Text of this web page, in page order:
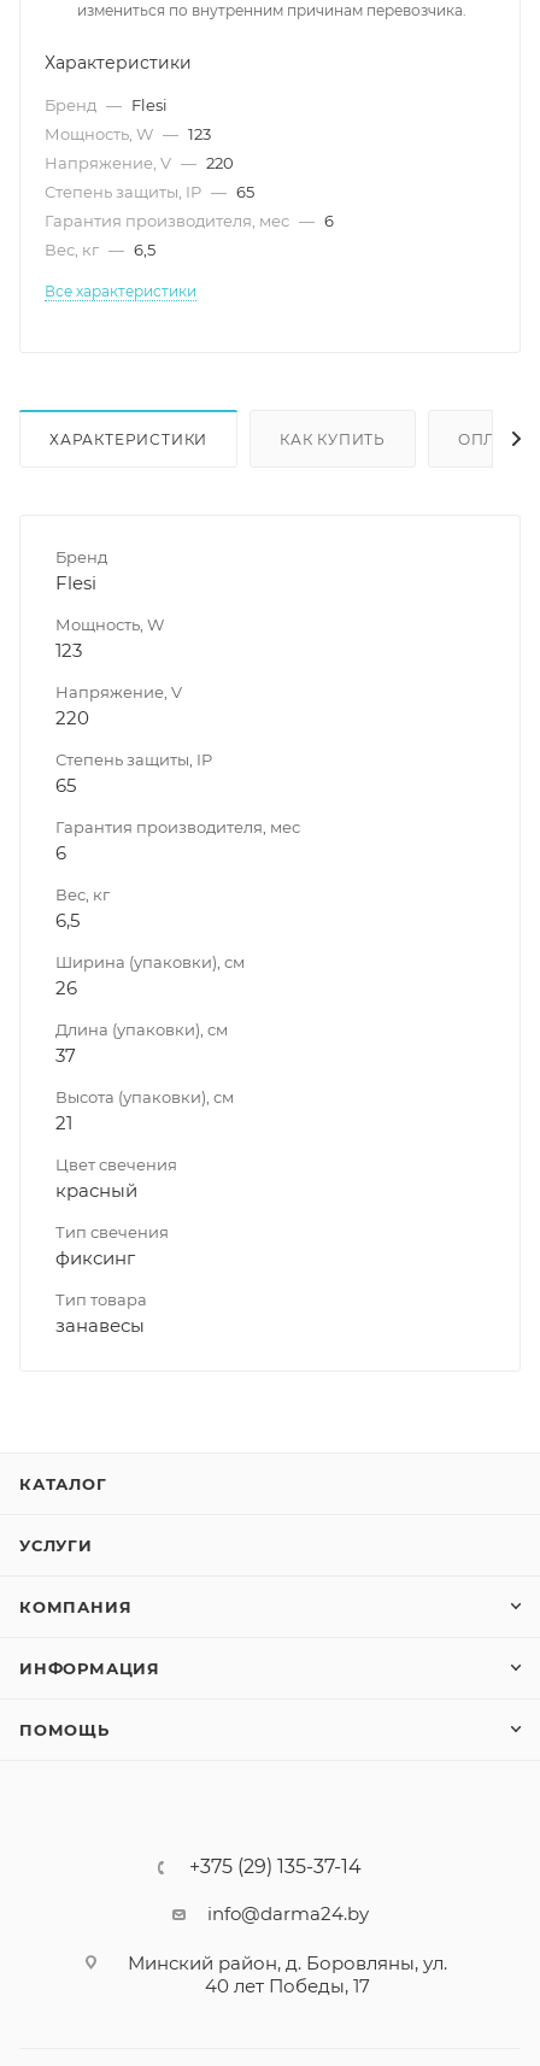
измениться по внутренним причинам перевозчика.
Характеристики
Бренд — Flesi
Мощность, W — 123
Напряжение, V — 220
Степень защиты, IP — 65
Гарантия производителя, мес — 6
Вес, кг — 6,5
Все характеристики
ХАРАКТЕРИСТИКИ КАК КУПИТЬ ОПЛАТА
Бренд
Flesi
Мощность, W
123
Напряжение, V
220
Степень защиты, IP
65
Гарантия производителя, мес
6
Вес, кг
6,5
Ширина (упаковки), см
26
Длина (упаковки), см
37
Высота (упаковки), см
21
Цвет свечения
красный
Тип свечения
фиксинг
Тип товара
занавесы
КАТАЛОГ
УСЛУГИ
КОМПАНИЯ
ИНФОРМАЦИЯ
ПОМОЩЬ
+375 (29) 135-37-14
info@darma24.by
Минский район, д. Боровляны, ул.
40 лет Победы, 17